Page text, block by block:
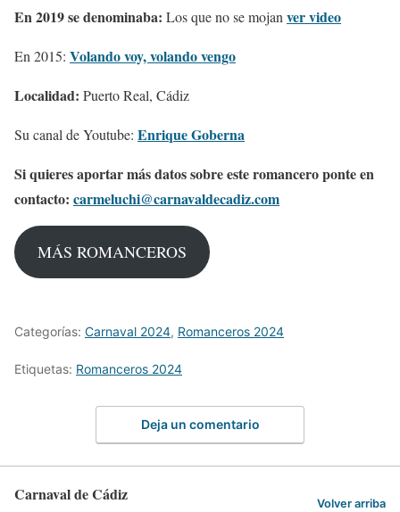
En 2019 se denominaba: Los que no se mojan ver video
En 2015: Volando voy, volando vengo
Localidad: Puerto Real, Cádiz
Su canal de Youtube: Enrique Goberna
Si quieres aportar más datos sobre este romancero ponte en
contacto: carmeluchi@carnavaldecadiz.com
MÁS ROMANCEROS
Categorías: Carnaval 2024, Romanceros 2024
Etiquetas: Romanceros 2024
Deja un comentario
Carnaval de Cádiz Volver arriba